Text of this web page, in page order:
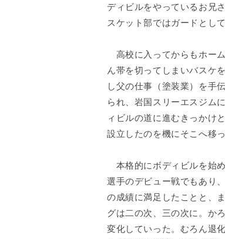
ディビルをやっているお兄
スケット部ではガードとし
高校に入ってからもホー
ん帯を切ってしまいバスケ
し父の仕事（塗装業）を手
られ、岩国スリーエスジム
ィビルの道に進むきっかけ
設立したのを機にそこへ移っ
本格的にボディビルを始
選手のデビュー戦でもあり
の成績に満足したことと、
グは二の次、三の次に。か
変化していった。むろん退